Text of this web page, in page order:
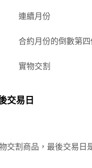
連續月份
合約月份的倒數第四
實物交割
交易日
交割商品，最後交易日